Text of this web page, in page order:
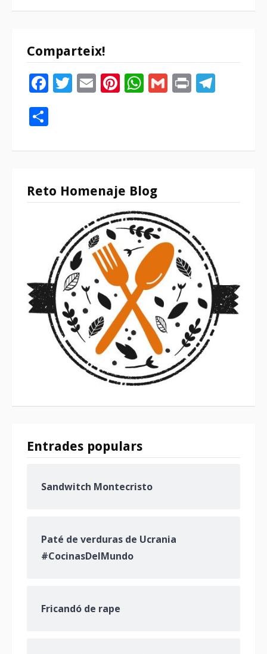
Comparteix!
Facebook
Twitter
EmailPinterest
WhatsApp
Gmail
Print
Reto Homenaje Blog
Entrades populars
Sandwitch Montecristo
Paté de verduras de Ucrania
#CocinasDelMundo
Fricandó de rape